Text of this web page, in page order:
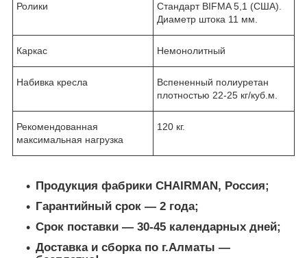
Ролики
Стандарт BIFMA 5,1 (США).
Диаметр штока 11 мм.
Каркас Немонолитный
Набивка кресла
Вспененный полиуретан
плотностью 22-25 кг/куб.м.
Рекомендованная
максимальная нагрузка
120 кг.
Продукция фабрики CHAIRMAN, Россия;
Гарантийный срок ― 2 года;
Срок поставки ― 30-45 календарных дней;
Доставка и сборка по г.Алматы ―